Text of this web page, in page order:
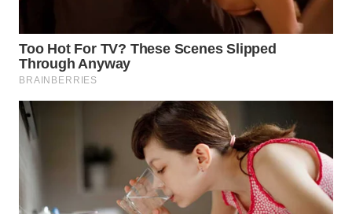
WN
KARO
SIMALUNGUN
LABUHANBATU